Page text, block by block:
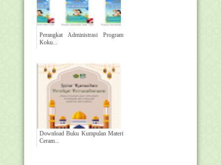
Perangkat Administrasi Program
Koku...
Download Buku Kumpulan Materi
Ceram...